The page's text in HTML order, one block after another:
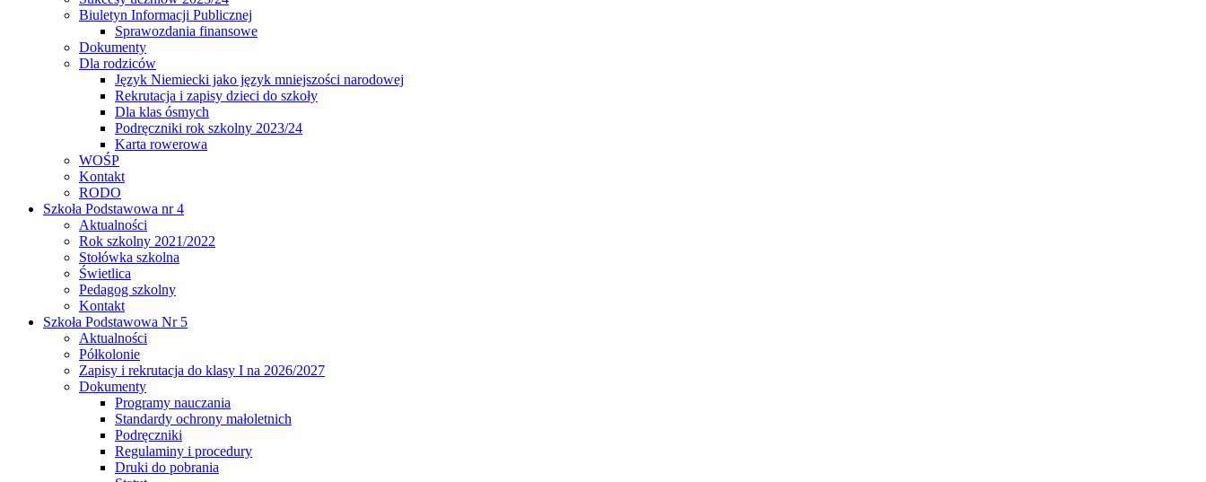
Biuletyn Informacji Publicznej
Sprawozdania finansowe
Dokumenty
Dla rodziców
Język Niemiecki jako język mniejszości narodowej
Rekrutacja i zapisy dzieci do szkoły
Dla klas ósmych
Podręczniki rok szkolny 2023/24
Karta rowerowa
WOŚP
Kontakt
RODO
Szkoła Podstawowa nr 4
Aktualności
Rok szkolny 2021/2022
Stołówka szkolna
Świetlica
Pedagog szkolny
Kontakt
Szkoła Podstawowa Nr 5
Aktualności
Półkolonie
Zapisy i rekrutacja do klasy I na 2026/2027
Dokumenty
Programy nauczania
Standardy ochrony małoletnich
Podręczniki
Regulaminy i procedury
Druki do pobrania